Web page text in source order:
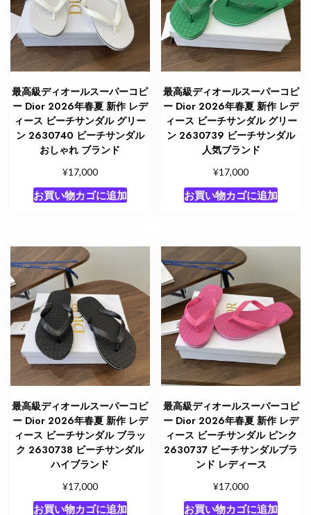
最高級ディオールスーパーコピ
ー Dior 2026年春夏 新作 レデ
ィース ビーチサンダル グリー
ン 2630740 ビーチサンダル
おしゃれ ブランド
¥17,000
お買い物カゴに追加
最高級ディオールスーパーコピ
ー Dior 2026年春夏 新作 レデ
ィース ビーチサンダル グリー
ン 2630739 ビーチサンダル
人気ブランド
¥17,000
お買い物カゴに追加
最高級ディオールスーパーコピ
ー Dior 2026年春夏 新作 レデ
ィース ビーチサンダル ブラッ
ク 2630738 ビーチサンダル
ハイブランド
¥17,000
お買い物カゴに追加
最高級ディオールスーパーコピ
ー Dior 2026年春夏 新作 レデ
ィース ビーチサンダル ピンク
2630737 ビーチサンダルブラ
ンド レディース
¥17,000
お買い物カゴに追加